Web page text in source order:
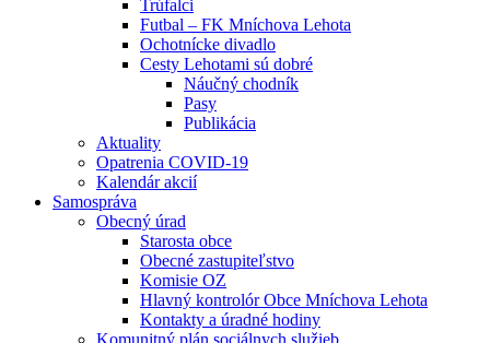
Trúfalci
Futbal – FK Mníchova Lehota
Ochotnícke divadlo
Cesty Lehotami sú dobré
Náučný chodník
Pasy
Publikácia
Aktuality
Opatrenia COVID-19
Kalendár akcií
Samospráva
Obecný úrad
Starosta obce
Obecné zastupiteľstvo
Komisie OZ
Hlavný kontrolór Obce Mníchova Lehota
Kontakty a úradné hodiny
Komunitný plán sociálnych služieb